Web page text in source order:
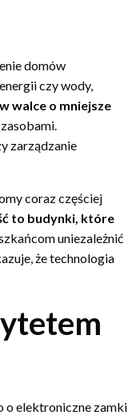
domów
czy wody,
walce o mniejsze
zarządzanie
coraz częściej
to budynki, które
uniezależnić
że technologia
o elektroniczne zamki